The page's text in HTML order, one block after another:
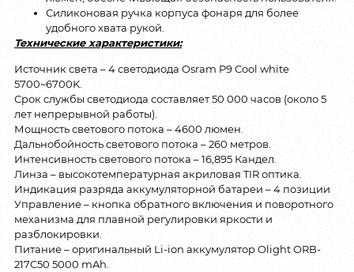
Силиконовая ручка корпуса фонаря для более
удобного хвата рукой.
Технические характеристики:
Источник света – 4 светодиода Osram P9 Cool white
5700~6700K.
Срок службы светодиода составляет 50 000 часов (около 5
лет непрерывной работы).
Мощность светового потока – 4600 люмен.
Дальнобойность светового потока – 260 метров.
Интенсивность светового потока – 16,895 Кандел.
Линза – высокотемпературная акриловая TIR оптика.
Индикация разряда аккумуляторной батареи – 4 позиции
Управление – кнопка обратного включения и поворотного
механизма для плавной регулировки яркости и
разблокировки.
Питание – оригинальный Li-ion аккумулятор Olight ORB-
217C50 5000 mAh.